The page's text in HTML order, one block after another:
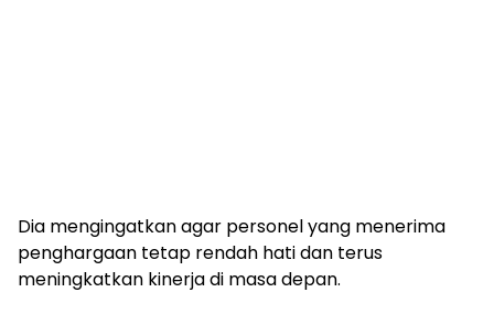
Dia mengingatkan agar personel yang menerima
penghargaan tetap rendah hati dan terus
meningkatkan kinerja di masa depan.